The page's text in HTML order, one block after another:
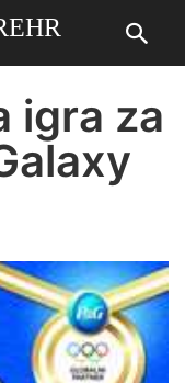
igra za